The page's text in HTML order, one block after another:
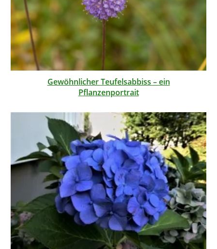
Gewöhnlicher Teufelsabbiss – ein
Pflanzenportrait